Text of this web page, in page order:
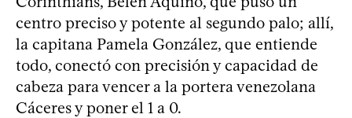
centro preciso y potente al segundo palo; allí,
la capitana Pamela González, que entiende
todo, conectó con precisión y capacidad de
cabeza para vencer a la portera venezolana
Cáceres y poner el 1 a 0.